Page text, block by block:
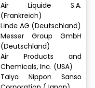
Air Liquide S.A.
(Frankreich)
Linde AG (Deutschland)
Messer Group GmbH
(Deutschland)
Air Products and
Chemicals, Inc. (USA)
Taiyo Nippon Sanso